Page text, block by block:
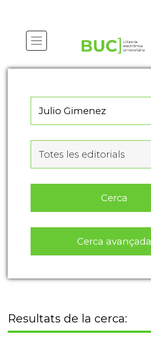
Totes les editorials
Cerca
Cerca avançada
Resultats de la cerca: